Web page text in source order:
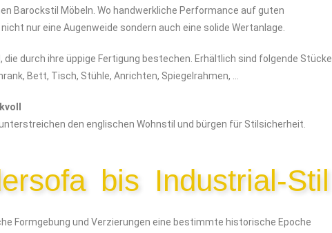
Barockstil Möbeln. Wo handwerkliche Performance auf guten
nur eine Augenweide sondern auch eine solide Wertanlage.
durch ihre üppige Fertigung bestechen. Erhältlich sind folgende Stücke
Bett, Tisch, Stühle, Anrichten, Spiegelrahmen, …
den englischen Wohnstil und bürgen für Stilsicherheit.
bis Industrial-Stil
Formgebung und Verzierungen eine bestimmte historische Epoche